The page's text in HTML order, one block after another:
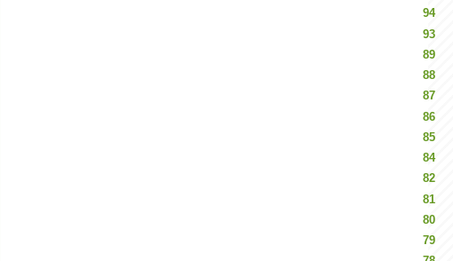
94
93
89
88
87
86
85
84
82
81
80
79